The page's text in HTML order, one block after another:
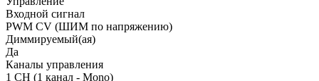
Входной сигнал
PWM СV (ШИМ по напряжению)
Диммируемый(ая)
Да
Каналы управления
1 CH (1 канал - Mono)